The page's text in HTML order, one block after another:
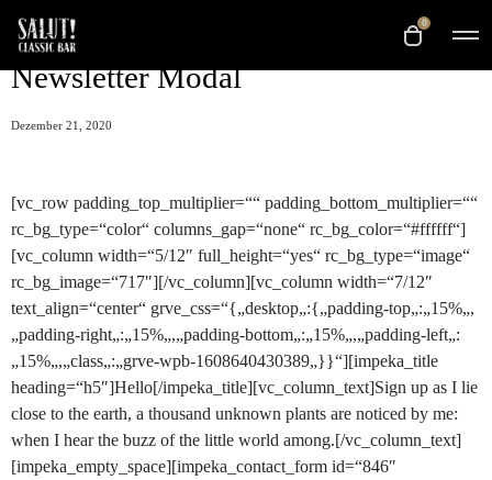
0
Newsletter Modal
Dezember 21, 2020
[vc_row padding_top_multiplier=““ padding_bottom_multiplier=““
rc_bg_type=“color“ columns_gap=“none“ rc_bg_color=“#ffffff“]
[vc_column width=“5/12″ full_height=“yes“ rc_bg_type=“image“
rc_bg_image=“717″][/vc_column][vc_column width=“7/12″
text_align=“center“ grve_css=“{„desktop„:{„padding-top„:„15%„,
„padding-right„:„15%„,„padding-bottom„:„15%„,„padding-left„:
„15%„,„class„:„grve-wpb-1608640430389„}}“][impeka_title
heading=“h5″]Hello[/impeka_title][vc_column_text]Sign up as I lie
close to the earth, a thousand unknown plants are noticed by me:
when I hear the buzz of the little world among.[/vc_column_text]
[impeka_empty_space][impeka_contact_form id=“846″